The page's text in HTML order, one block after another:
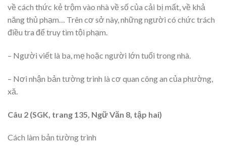
về cách thức kẻ trộm vào nhà về số của cải bị mất, về khả
năng thủ phạm… Trên cơ sở này, những người có chức trách
điều tra để truy tìm tội phạm.
– Người viết là ba, mẹ hoặc người lớn tuổi trong nhà.
– Nơi nhận bản tường trình là cơ quan công an của phường,
xă.
Câu 2 (SGK, trang 135, Ngữ Văn 8, tập hai)
Cách làm bản tường trình